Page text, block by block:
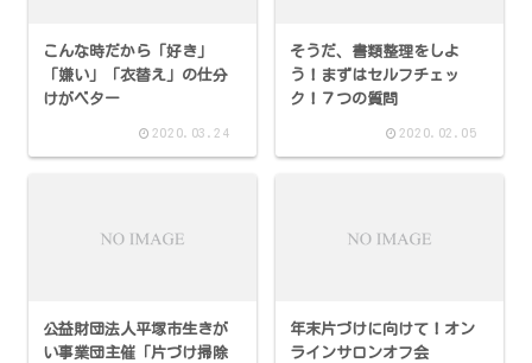
こんな時だから「好き」
「嫌い」「衣替え」の仕分
けがベター
2020.03.24
そうだ、書類整理をしよ
う！まずはセルフチェッ
ク！７つの質問
2020.02.05
公益財団法人平塚市生きが
い事業団主催「片づけ掃除
年末片づけに向けて！オン
ラインサロンオフ会